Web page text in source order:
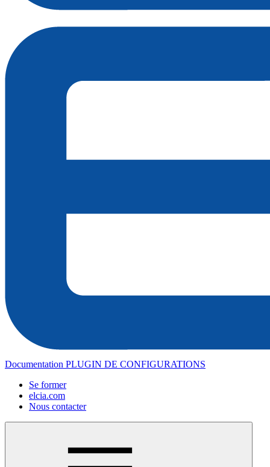
Documentation PLUGIN DE CONFIGURATIONS
Se former
elcia.com
Nous contacter